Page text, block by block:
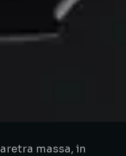
massa, in